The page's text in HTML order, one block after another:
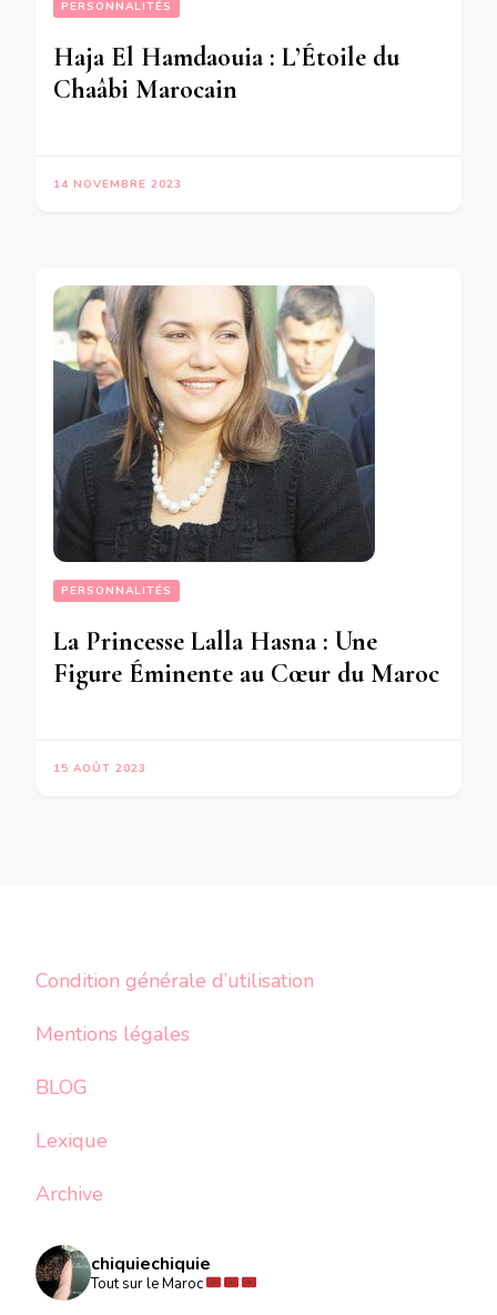
PERSONNALITÉS
Haja El Hamdaouia : L’Étoile du
Chaâbi Marocain
14 NOVEMBRE 2023
PERSONNALITÉS
La Princesse Lalla Hasna : Une
Figure Éminente au Cœur du Maroc
15 AOÛT 2023
Condition générale d’utilisation
Mentions légales
BLOG
Lexique
Archive
chiquiechiquie
Tout sur le Maroc